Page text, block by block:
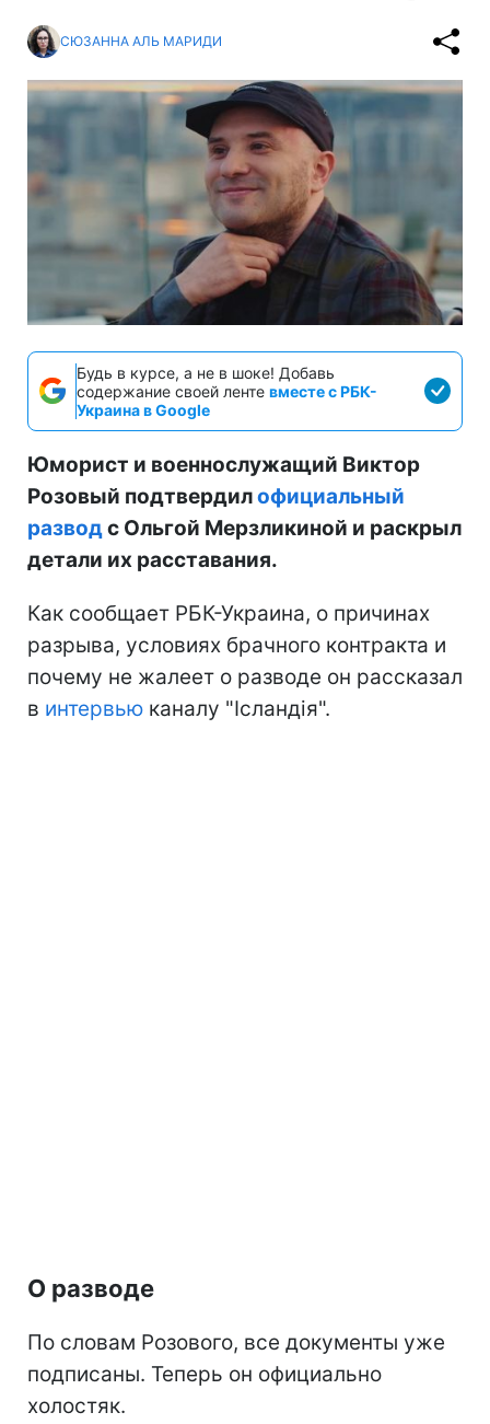
СЮЗАННА АЛЬ МАРИДИ
Будь в курсе, а не в шоке! Добавь
содержание своей ленте вместе с РБК-
Украина в Google
Юморист и военнослужащий Виктор
Розовый подтвердилофициальный
разводс Ольгой Мерзликиной и раскрыл
детали их расставания.
Как сообщает РБК-Украина, о причинах
разрыва, условиях брачного контракта и
почему не жалеет о разводе он рассказал
в интервью каналу "Ісландія".
О разводе
По словам Розового, все документы уже
подписаны. Теперь он официально
холостяк.